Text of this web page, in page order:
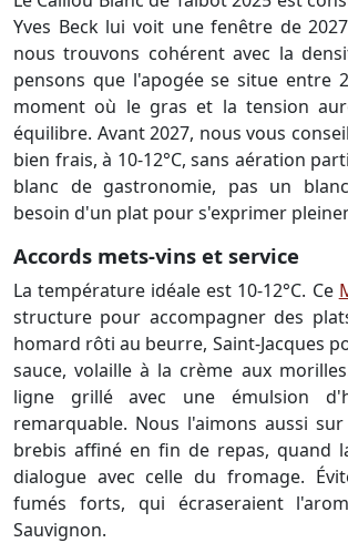
Yves Beck lui voit une fenêtre de
nous trouvons cohérent avec la
pensons que l'apogée se situe entre
moment où le gras et la tension
équilibre. Avant 2027, nous vous
bien frais, à 10-12°C, sans aération
blanc de gastronomie, pas un
besoin d'un plat pour s'exprimer
Accords mets-vins et service
La température idéale est 10-12°C. Ce
structure pour accompagner des
homard rôti au beurre, Saint-Jacques
sauce, volaille à la crème aux
ligne grillé avec une émulsion
remarquable. Nous l'aimons aussi
brebis affiné en fin de repas, quand
dialogue avec celle du fromage.
fumés forts, qui écraseraient
Sauvignon.